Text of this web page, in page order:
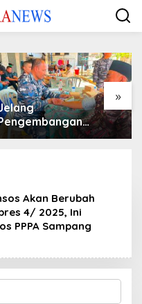
»
Hidayah,
Nelayan Sampang
Akan Berubah
4/ 2025, Ini
PPPA Sampang